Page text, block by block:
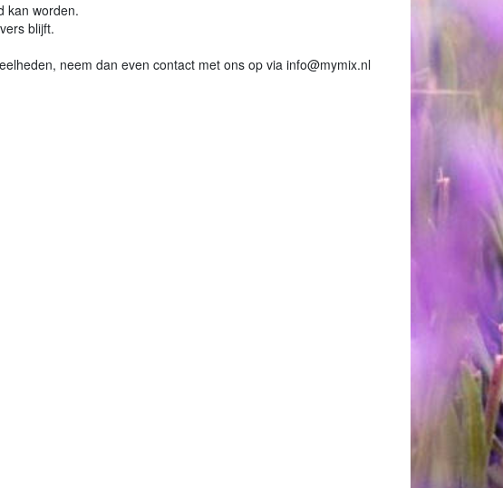
kan worden.
blijft.
neem dan even contact met ons op via info@mymix.nl